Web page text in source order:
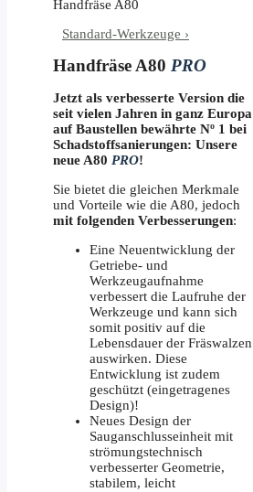
Standard-Werkzeuge ›
Handfräse A80 PRO
Jetzt als verbesserte Version die
seit vielen Jahren in ganz Europa
auf Baustellen bewährte Nº 1 bei
Schadstoffsanierungen: Unsere
neue A80 PRO!
Sie bietet die gleichen Merkmale
und Vorteile wie die A80, jedoch
mit folgenden Verbesserungen:
Eine Neuentwicklung der
Getriebe- und
Werkzeugaufnahme
verbessert die Laufruhe der
Werkzeuge und kann sich
somit positiv auf die
Lebensdauer der Fräswalzen
auswirken. Diese
Entwicklung ist zudem
geschützt (eingetragenes
Design)!
Neues Design der
Sauganschlusseinheit mit
strömungstechnisch
verbesserter Geometrie,
stabilem, leicht